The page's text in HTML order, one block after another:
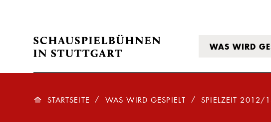
WAS WIRD
STARTSEITE WAS WIRD GESPIELT SPIELZEIT 2012/